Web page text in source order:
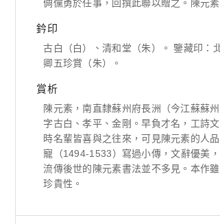
倜儻勇於任事，回撰此聯以贈之。陳元
鈐印
古白（白）、清和堂（朱）。 鑒藏印：
卿五珍賞（朱）。
賞析
陳元素，南直隸蘇州府長洲（今江蘇蘇
字古白、孝平、金剛。早負才名，工詩
時名輩皆喜與之往來，可見陳元素的人
寵（1494-1533）寫過小傳，文辭優美
流傳後世的陳元素書法並不多見。本作
珍貴性。